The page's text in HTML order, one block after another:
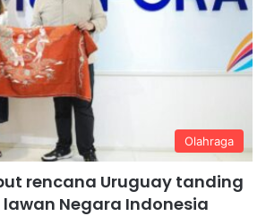
Olahraga
rencana Uruguay tanding
Negara Indonesia